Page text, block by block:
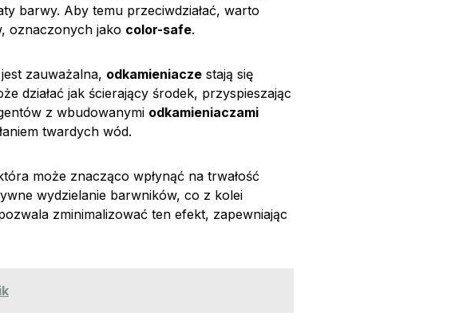
barwy. Aby temu przeciwdziałać, warto
oznaczonych jako color-safe.
zauważalna, odkamieniacze stają się
działać jak ścierający środek, przyspieszając
z wbudowanymi odkamieniaczami
twardych wód.
może znacząco wpłynąć na trwałość
wydzielanie barwników, co z kolei
zminimalizować ten efekt, zapewniając